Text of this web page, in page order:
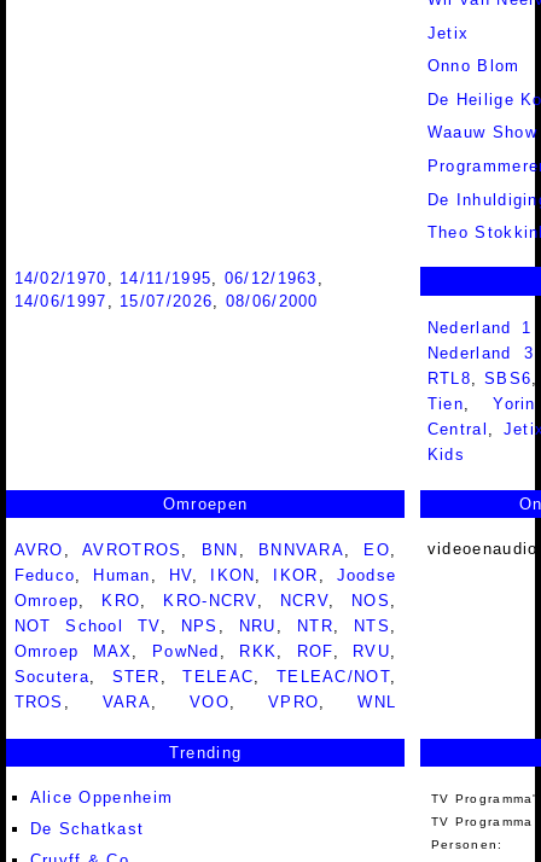
Jetix
Onno Blom
De Heilige
Waauw Show
De
Theo
14/02/1970 , 14/11/1995, 06/12/1963 ,
14/06/1997 , 15/07/2026, 08/06/2000
Nederland
Nederland
RTL8 ,SBS6
Tien ,Yorin
Central
Kids
Omroepen
AVRO ,AVROTROS , BNN , BNNVARA, EO,
Feduco, Human , HV, IKON , IKOR , Joodse
Omroep, KRO, KRO-NCRV, NCRV, NOS ,
NOT School TV, NPS , NRU , NTR, NTS ,
Omroep MAX, PowNed , RKK, ROF, RVU,
Socutera, STER ,TELEAC, TELEAC/NOT,
TROS , VARA,VOO,VPRO,WNL
Trending
Alice Oppenheim
De Schatkast
TV
TV Programma
Personen: